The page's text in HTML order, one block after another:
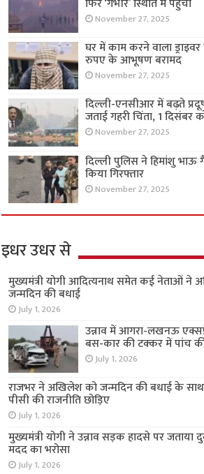
फिर ‘गंभीर’ स्थिति में पहुंचा
November 27, 2025
घर में काम करने वाला
रुपए के आभूषण बरामद
November 27, 2025
दिल्ली-एनसीआर में बढ़ते
जताई गहरी चिंता, 1 दिसंबर
November 27, 2025
दिल्ली पुलिस ने हिमांशु
किया गिरफ्तार
November 27, 2025
इधर उधर से
मुख्यमंत्री योगी आदित्यनाथ समेत कई नेताओं ने
जन्मदिन की बधाई
July 1, 2026
उन्नाव में आगरा-लखनऊ
बस-कार की टक्कर में पांच
July 1, 2026
राजभर ने अखिलेश को जन्मदिन की बधाई के
पीसी की राजनीति छोड़िए
July 1, 2026
मुख्यमंत्री योगी ने उन्नाव सड़क हादसे पर जताया
मदद का भरोसा
July 1, 2026